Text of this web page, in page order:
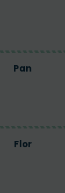
Pan
Flor